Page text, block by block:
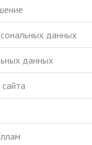
данных
данных